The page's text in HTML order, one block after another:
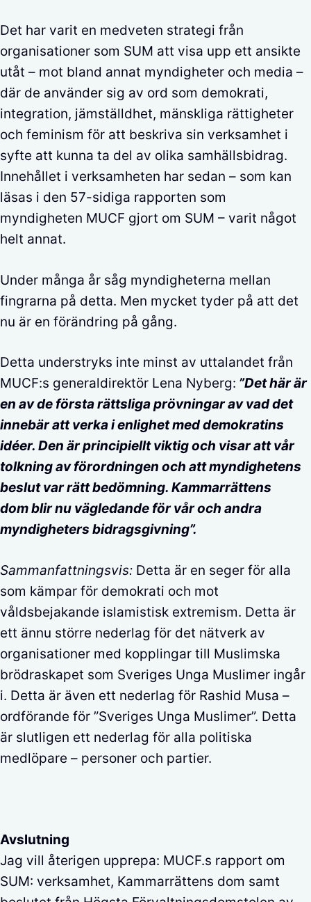
Det har varit en medveten strategi från
organisationer som SUM att visa upp ett ansikte
utåt – mot bland annat myndigheter och media –
där de använder sig av ord som demokrati,
integration, jämställdhet, mänskliga rättigheter
och feminism för att beskriva sin verksamhet i
syfte att kunna ta del av olika samhällsbidrag.
Innehållet i verksamheten har sedan – som kan
läsas i den 57-sidiga rapporten som
myndigheten MUCF gjort om SUM – varit något
helt annat.
Under många år såg myndigheterna mellan
fingrarna på detta. Men mycket tyder på att det
nu är en förändring på gång.
Detta understryks inte minst av uttalandet från
MUCF:s generaldirektör Lena Nyberg: ”Det här är
en av de första rättsliga prövningar av vad det
innebär att verka i enlighet med demokratins
idéer. Den är principiellt viktig och visar att vår
tolkning av förordningen och att myndighetens
beslut var rätt bedömning. Kammarrättens
dom blir nu vägledande för vår och andra
myndigheters bidragsgivning”.
Sammanfattningsvis: Detta är en seger för alla
som kämpar för demokrati och mot
våldsbejakande islamistisk extremism. Detta är
ett ännu större nederlag för det nätverk av
organisationer med kopplingar till Muslimska
brödraskapet som Sveriges Unga Muslimer ingår
i. Detta är även ett nederlag för Rashid Musa –
ordförande för ”Sveriges Unga Muslimer”. Detta
är slutligen ett nederlag för alla politiska
medlöpare – personer och partier.
Avslutning
Jag vill återigen upprepa: MUCF.s rapport om
SUM: verksamhet, Kammarrättens dom samt